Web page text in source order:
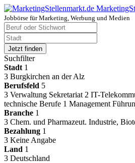
Jobbörse für Marketing, Werbung und Medien
Jetzt finden
Suchfilter
Stadt 1
3 Burgkirchen an der Alz
Berufsfeld 5
3 Verwaltung Sekretariat 2 IT-
technische Berufe 1 Management
Branche 1
3 Chem. und Pharmazeut. Industrie,
Bezahlung 1
3 Keine Angabe
Land 1
3 Deutschland